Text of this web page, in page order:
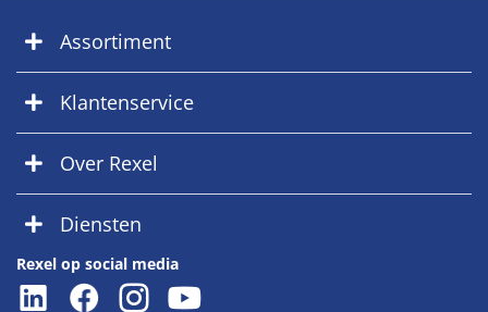
Assortiment
Klantenservice
Over Rexel
Diensten
Rexel op social media